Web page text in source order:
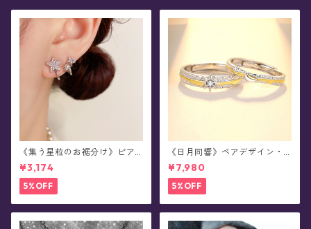
《集う星粒のお裾分け》ピア
ス
¥3,174
5%OFF
《日月同響》ペアデザイン・
シルバーリング
¥7,980
5%OFF